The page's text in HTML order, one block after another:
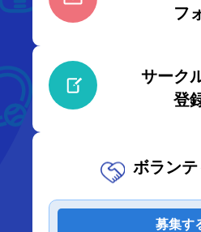
フ
サーク
登
ボラン
募集す